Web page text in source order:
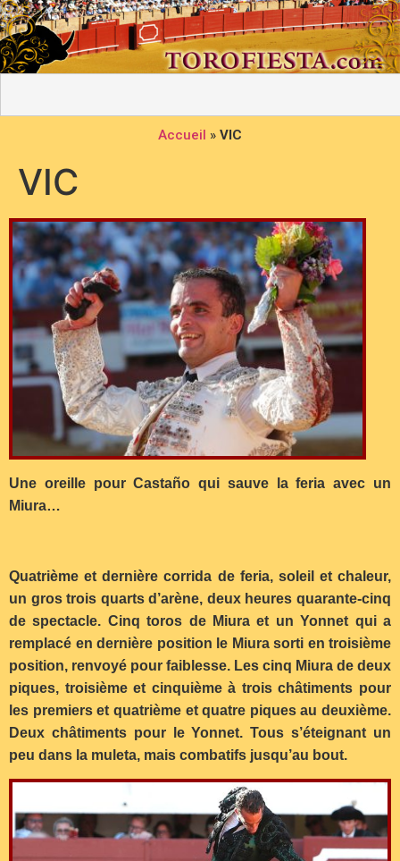
Accueil » VIC
VIC
Une oreille pour Castaño qui sauve la feria avec un
Miura…
Quatrième et dernière corrida de feria, soleil et chaleur,
un gros trois quarts d’arène, deux heures quarante-cinq
de spectacle. Cinq toros de Miura et un Yonnet qui a
remplacé en dernière position le Miura sorti en troisième
position, renvoyé pour faiblesse. Les cinq Miura de deux
piques, troisième et cinquième à trois châtiments pour
les premiers et quatrième et quatre piques au deuxième.
Deux châtiments pour le Yonnet. Tous s’éteignant un
peu dans la muleta, mais combatifs jusqu’au bout.